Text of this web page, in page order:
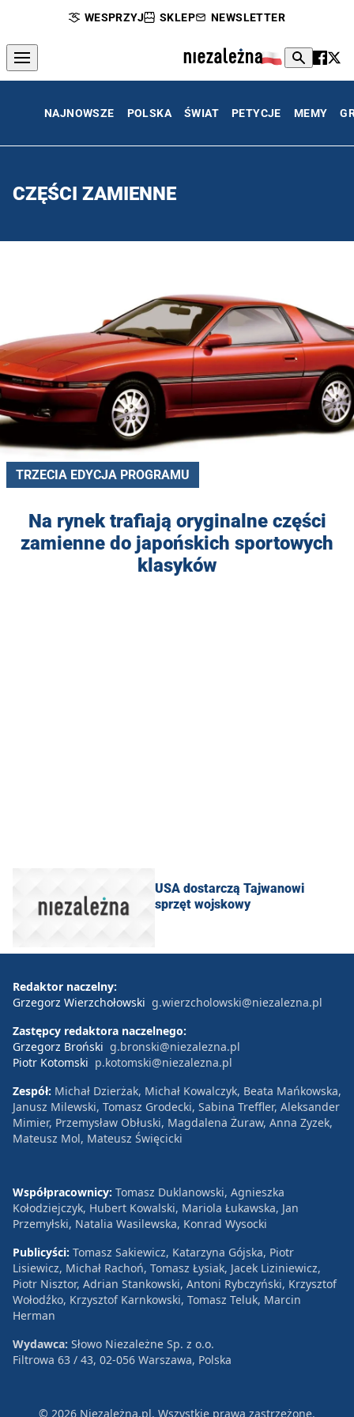
WESPRZYJ SKLEP NEWSLETTER
NAJNOWSZE POLSKA ŚWIAT PETYCJE MEMY
CZĘŚCI ZAMIENNE
TRZECIA EDYCJA PROGRAMU
Na rynek trafiają oryginalne części
zamienne do japońskich sportowych
klasyków
USA dostarczą Tajwanowi
sprzęt wojskowy
Redaktor naczelny:
Grzegorz Wierzchołowski g.wierzcholowski@niezalezna.pl
Zastępcy redaktora naczelnego:
Grzegorz Broński g.bronski@niezalezna.pl
Piotr Kotomski p.kotomski@niezalezna.pl
Zespół: Michał Dzierżak, Michał Kowalczyk, Beata Mańkowska,
Janusz Milewski, Tomasz Grodecki, Sabina Treffler, Aleksander
Mimier, Przemysław Obłuski, Magdalena Żuraw, Anna Zyzek,
Mateusz Mol, Mateusz Święcicki
Współpracownicy: Tomasz Duklanowski, Agnieszka
Kołodziejczyk, Hubert Kowalski, Mariola Łukawska, Jan
Przemyłski, Natalia Wasilewska, Konrad Wysocki
Publicyści: Tomasz Sakiewicz, Katarzyna Gójska, Piotr
Lisiewicz, Michał Rachoń, Tomasz Łysiak, Jacek Liziniewicz,
Piotr Nisztor, Adrian Stankowski, Antoni Rybczyński, Krzysztof
Wołodźko, Krzysztof Karnkowski, Tomasz Teluk, Marcin
Herman
Wydawca: Słowo Niezależne Sp. z o.o.
Filtrowa 63 / 43, 02-056 Warszawa, Polska
© 2026 Niezależna.pl. Wszystkie prawa zastrzeżone.